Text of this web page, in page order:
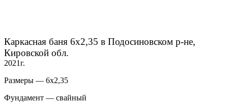
Каркасная баня 6х2,35 в Подосиновском р-не,
Кировской обл.
2021г.
Размеры — 6х2,35
Фундамент — свайный